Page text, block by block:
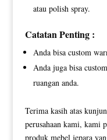
atau polish spray.
Catatan Penting :
Anda bisa custom
Anda juga bisa
ruangan anda.
Terima kasih atas
perusahaan kami, kami
produk mebel jepara